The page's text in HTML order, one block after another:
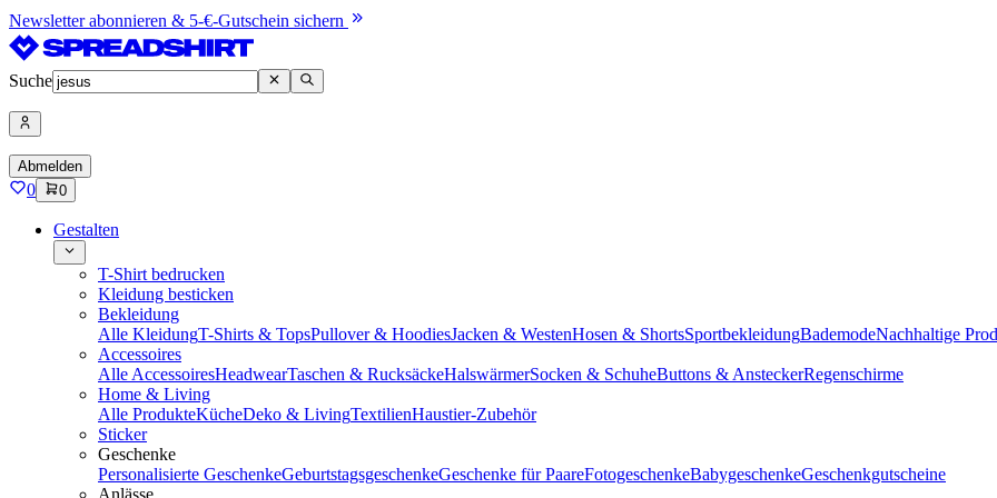
Newsletter abonnieren & 5-€-Gutschein sichern
Suche
Abmelden
0 0
Gestalten
T-Shirt bedrucken
Kleidung besticken
Bekleidung
Alle KleidungT-Shirts & TopsPullover & HoodiesJacken & WestenHosen & ShortsSportbekleidungBademodeNachhaltige
Accessoires
Alle AccessoiresHeadwearTaschen & RucksäckeHalswärmerSocken & SchuheButtons & AnsteckerRegenschirme
Home & Living
Alle ProdukteKücheDeko & LivingTextilienHaustier-Zubehör
Sticker
Geschenke
Personalisierte GeschenkeGeburtstagsgeschenkeGeschenke für PaareFotogeschenkeBabygeschenkeGeschenkgutscheine